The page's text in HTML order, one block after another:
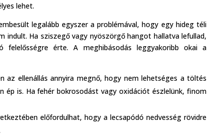
lehet.
legalább egyszer a problémával, hogy egy hideg téli
Ha sziszegő vagy nyöszörgő hangot hallatva lefullad,
felelősségre érte. A meghibásodás leggyakoribb okai a
az ellenállás annyira megnő, hogy nem lehetséges a töltés
ép is. Ha fehér bokrosodást vagy oxidációt észlelünk, finom
előfordulhat, hogy a lecsapódó nedvesség rövidre